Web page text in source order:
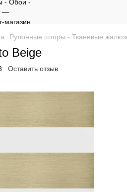
Рулонные шторы - Тканевые
Beige
Оставить отзыв